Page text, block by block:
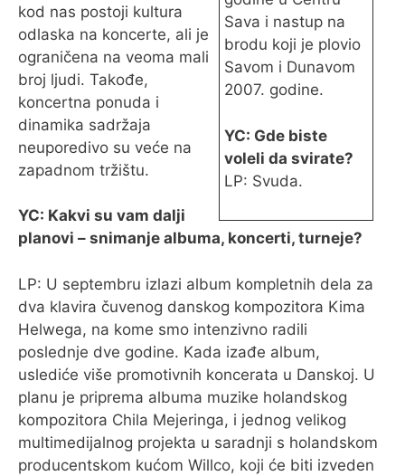
Sava i nastup na
brodu koji je plovio
Savom i Dunavom
2007. godine.
YC: Gde biste
voleli da svirate?
LP: Svuda.
kod nas postoji kultura
odlaska na koncerte, ali je
ograničena na veoma mali
broj ljudi. Takođe,
koncertna ponuda i
dinamika sadržaja
neuporedivo su veće na
zapadnom tržištu.
YC: Kakvi su vam dalji
planovi – snimanje albuma, koncerti, turneje?
LP: U septembru izlazi album kompletnih dela za
dva klavira čuvenog danskog kompozitora Kima
Helwega, na kome smo intenzivno radili
poslednje dve godine. Kada izađe album,
uslediće više promotivnih koncerata u Danskoj. U
planu je priprema albuma muzike holandskog
kompozitora Chila Mejeringa, i jednog velikog
multimedijalnog projekta u saradnji s holandskom
producentskom kućom Willco, koji će biti izveden